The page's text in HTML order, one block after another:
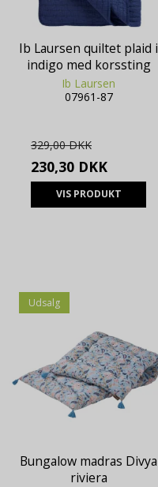
Ib Laursen quiltet plaid i
indigo med korssting
Ib Laursen
07961-87
329,00 DKK
230,30 DKK
VIS PRODUKT
Udsalg
Bungalow madras Divya
riviera